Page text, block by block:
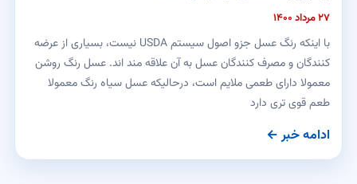
۲۷ مرداد ۱۴۰۰
با اینکه رنگ عسل جزو اصول سیستم USDA نیست، بسیاری از عرضه
کنندگان و مصرف کنندگان عسل به آن علاقه مند اند. عسل رنگ روشن
معمولا دارای طعمی ملایم است، درحالیکه عسل سیاه رنگ معمولا
طعم قوی تری دارد
ادامه خبر ←